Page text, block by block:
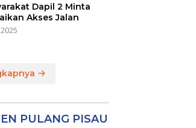
Dapil 2 Minta
Akses Jalan
PULANG PISAU